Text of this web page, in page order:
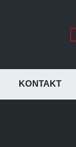
KONTAKT